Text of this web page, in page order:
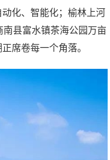
化、智能化；榆林上河
县富水镇茶海公园万亩
席卷每一个角落。